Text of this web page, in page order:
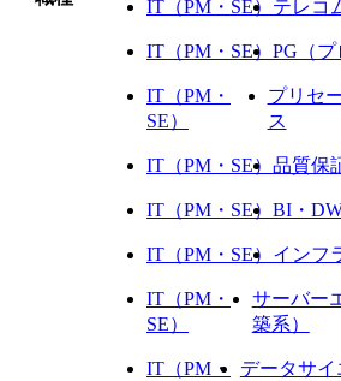
IT（PM・SE） テレコ
IT（PM・SE） PG（プ
IT（PM・
SE）
プリセ
ス
IT（PM・SE） 品質保
IT（PM・SE） BI・
IT（PM・SE） インフ
IT（PM・
SE）
サーバー
築系）
IT（PM・
データサ